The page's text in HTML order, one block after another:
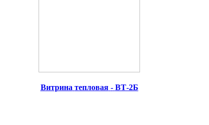
Витрина тепловая - ВТ-2Б